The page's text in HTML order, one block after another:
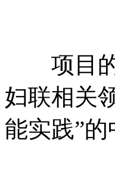
项目的
妇联相关
能实践”